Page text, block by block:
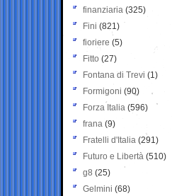
finanziaria (325)
Fini (821)
fioriere (5)
Fitto (27)
Fontana di Trevi (1)
Formigoni (90)
Forza Italia (596)
frana (9)
Fratelli d'Italia (291)
Futuro e Libertà (510)
g8 (25)
Gelmini (68)